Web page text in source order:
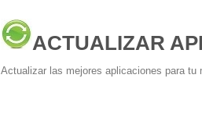
ACTUALIZAR
Actualizar las mejores aplicaciones para tu